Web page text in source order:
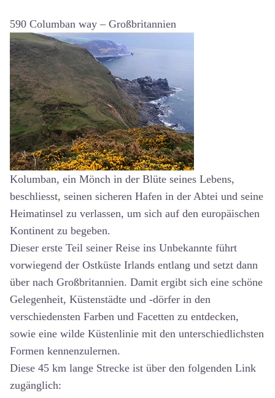
590 Columban way – Großbritannien
Kolumban, ein Mönch in der Blüte seines Lebens,
beschliesst, seinen sicheren Hafen in der Abtei und seine
Heimatinsel zu verlassen, um sich auf den europäischen
Kontinent zu begeben.
Dieser erste Teil seiner Reise ins Unbekannte führt
vorwiegend der Ostküste Irlands entlang und setzt dann
über nach Großbritannien. Damit ergibt sich eine schöne
Gelegenheit, Küstenstädte und -dörfer in den
verschiedensten Farben und Facetten zu entdecken,
sowie eine wilde Küstenlinie mit den unterschiedlichsten
Formen kennenzulernen.
Diese 45 km lange Strecke ist über den folgenden Link
zugänglich: